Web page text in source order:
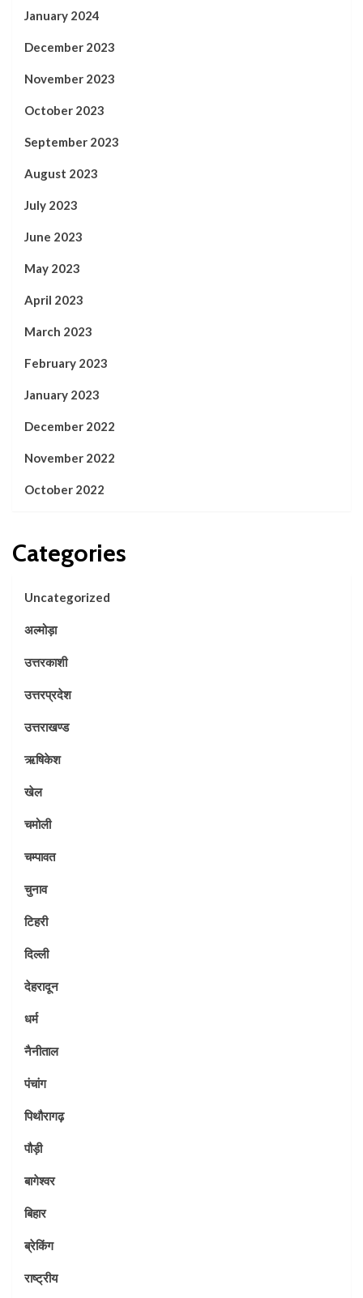
January 2024
December 2023
November 2023
October 2023
September 2023
August 2023
July 2023
June 2023
May 2023
April 2023
March 2023
February 2023
January 2023
December 2022
November 2022
October 2022
Categories
Uncategorized
अल्मोड़ा
उत्तरकाशी
उत्तरप्रदेश
उत्तराखण्ड
ऋषिकेश
खेल
चमोली
चम्पावत
चुनाव
टिहरी
दिल्ली
देहरादून
धर्म
नैनीताल
पंचांग
पिथौरागढ़
पौड़ी
बागेश्वर
बिहार
ब्रेकिंग
राष्ट्रीय